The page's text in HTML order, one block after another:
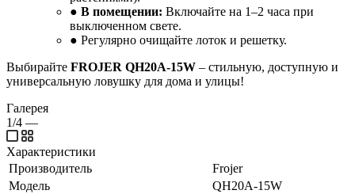
● В помещении: Включайте на 1–2 часа при
выключенном свете.
● Регулярно очищайте лоток и решетку.
Выбирайте FROJER QH20A-15W – стильную, доступную и
универсальную ловушку для дома и улицы!
Галерея
1/4 —
Характеристики
Производитель
Frojer
Модель
QH20A-15W